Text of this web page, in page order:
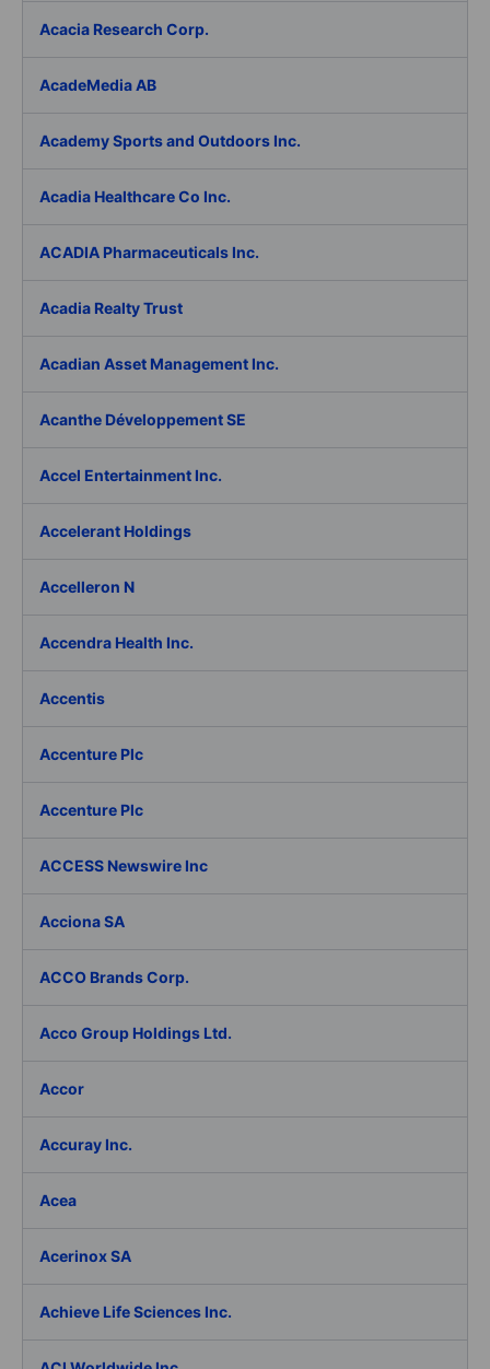
Acacia Research Corp.
AcadeMedia AB
Academy Sports and Outdoors Inc.
Acadia Healthcare Co Inc.
ACADIA Pharmaceuticals Inc.
Acadia Realty Trust
Acadian Asset Management Inc.
Acanthe Développement SE
Accel Entertainment Inc.
Accelerant Holdings
Accelleron N
Accendra Health Inc.
Accentis
Accenture Plc
Accenture Plc
ACCESS Newswire Inc
Acciona SA
ACCO Brands Corp.
Acco Group Holdings Ltd.
Accor
Accuray Inc.
Acea
Acerinox SA
Achieve Life Sciences Inc.